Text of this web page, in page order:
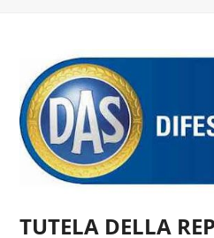
TUTELA DELLA